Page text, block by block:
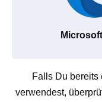
Falls Du bereits
verwendest,